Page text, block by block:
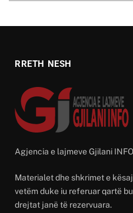
RRETH NESH
Agjencia e lajmeve Gjilani INFO
Materialet dhe shkrimet e
vetëm duke iu referuar qartë
drejtat janë të rezervuara.